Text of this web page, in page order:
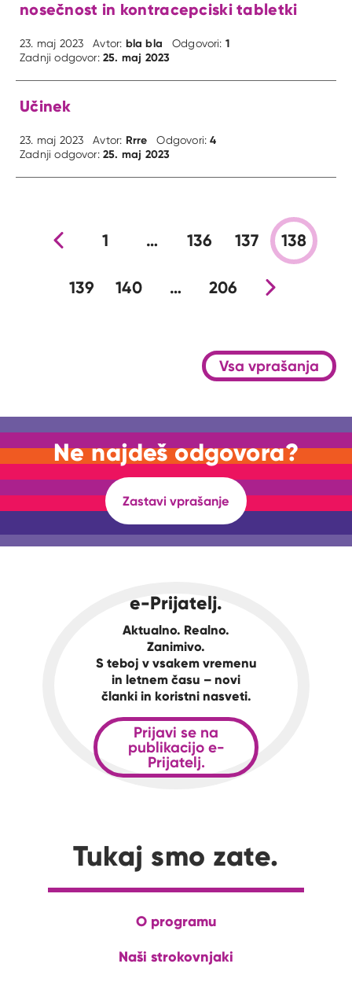
nosečnost in kontracepciski tabletki
23. maj 2023 Avtor: bla bla Odgovori: 1
Zadnji odgovor:25. maj 2023
Učinek
23. maj 2023 Avtor: Rrre Odgovori:4
Zadnji odgovor:25. maj 2023
Prejšnja stran
1 … 136 137 138
139 140 … 206Nova stran
Vsa vprašanja
Ne najdeš odgovora?
Zastavi vprašanje
e-Prijatelj.
Aktualno. Realno.
Zanimivo.
S teboj v vsakem vremenu
in letnem času – novi
članki in koristni nasveti.
Prijavi se na
publikacijo e-
Prijatelj.
Tukaj smo zate.
O programu
Naši strokovnjaki